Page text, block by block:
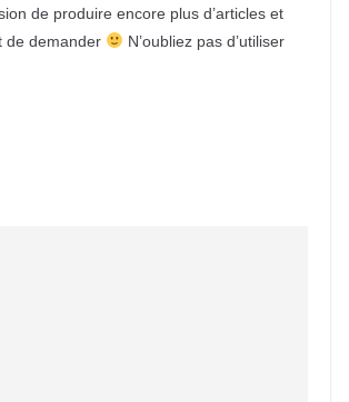
de produire encore plus d’articles et
de demander
N’oubliez pas d’utiliser